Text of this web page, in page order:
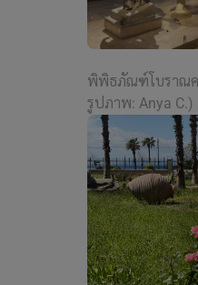
พิพิธภัณฑ์โบราณค
รูปภาพ: Anya C.)